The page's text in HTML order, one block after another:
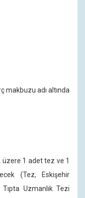
adı altında
1 adet tez ve 1
(Tez, Eskişehir
Uzmanlık Tezi